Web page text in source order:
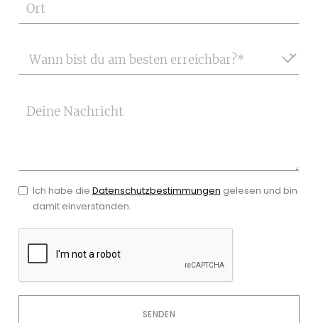
Ort
Deine Nachricht
Ich habe die Datenschutzbestimmungen gelesen und bin
damit einverstanden.